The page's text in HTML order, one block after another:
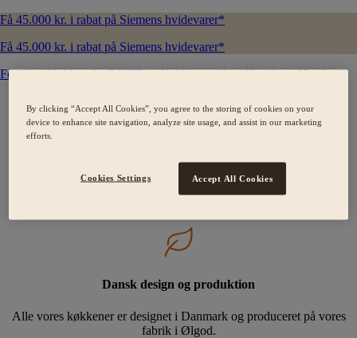
Få 45.000 kr. i rabat på Siemens hvidevarer*
Få 45.000 kr. i rabat på Siemens hvidevarer*
Forside / Køkken fra INVITA / Køkkenmøbler / Highline / Hvede
Dansk design og produktion
Alle vores køkkener er designet i Danmark og produceret på vores
fabrik i Ølgod.
By clicking “Accept All Cookies”, you agree to the storing of cookies on your
device to enhance site navigation, analyze site usage, and assist in our marketing
efforts.
Cookies Settings Accept All Cookies